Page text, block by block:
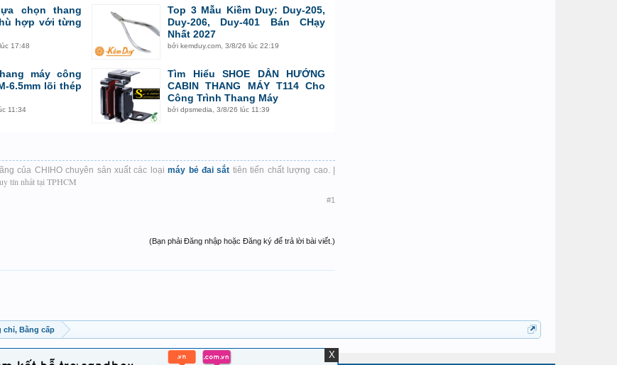
chọn thang
hợp với từng
17:48
Top 3 Mẫu Kiềm Duy: Duy-205,
Duy-206, Duy-401 Bán CHạy
Nhất 2027
bởi kemduy.com 3/8/26 lúc 22:19
máy công
6.5mm lõi thép
11:34
Tìm Hiểu SHOE DẪN HƯỚNG
CABIN THANG MÁY T114 Cho
Công Trình Thang Máy
bởi dpsmedia 3/8/26 lúc 11:39
của CHIHO chuyên sản xuất các loạimáy bẻ đai sắt tiên tiến chất lượng cao. |
tín nhất tại TPHCM
#1
(Bạn phải Đăng nhập hoặc Đăng ký để trả lời bài viết.)
chỉ, Bằng cấp
X